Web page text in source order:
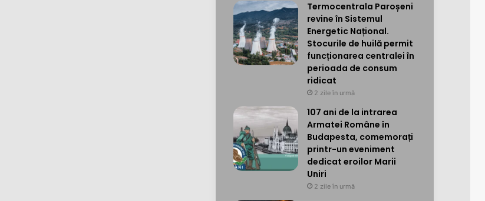
Termocentrala Paroșeni
revine în Sistemul
Energetic Național.
Stocurile de huilă permit
funcționarea centralei în
perioada de consum
ridicat
2 zile în urmă
107 ani de la intrarea
Armatei Române în
Budapesta, comemorați
printr-un eveniment
dedicat eroilor Marii
Uniri
2 zile în urmă